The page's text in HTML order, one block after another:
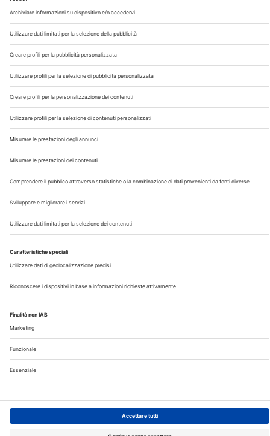
Chi Siamo
Contatti
Note Legali
Privacy
©2026 Edra S.p.a | www.edraspa.it | P.iva 08056040960
| Tel. 02/881841 | Sede legale: Viale Enrico Forlanini 21 -
Registrazione Tribunale di Milano n° 5578/2022 del